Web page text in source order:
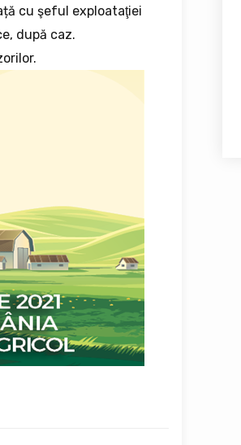
cu şeful exploataţiei
după caz.